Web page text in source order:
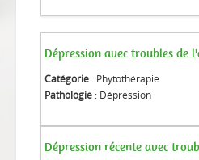
Dépression avec troubles de
Catégorie : Phytothérapie
Pathologie : Dépression
Dépression récente avec